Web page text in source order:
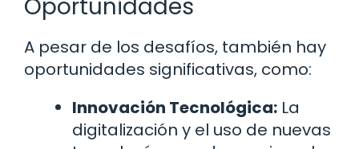
Oportunidades
A pesar de los desafíos, también hay
oportunidades significativas, como:
Innovación Tecnológica: La
digitalización y el uso de nuevas